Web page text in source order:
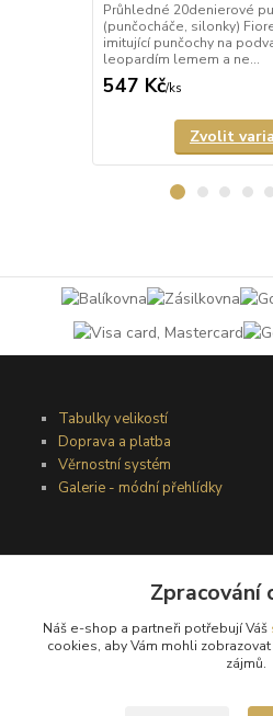
Průhledné 20denierové
(punčocháče, silonky)
imitující punčochy na
leopardím lemem a ne...
547 Kč/ks
Zvolit
Tabulky velikostí
Doprava a platba
Věrnostní systém
Galerie - módní přehlídky
Obchodní podmínky
Ochrana osobních údajů
Kontakty
Zpracování
Náš e-shop a partneři potřebují Váš
cookies, aby Vám mohli
zájmů.